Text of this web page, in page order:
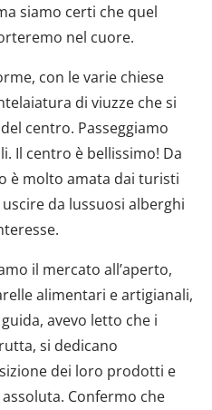
siamo certi che quel
nel cuore.
con le varie chiese
di viuzze che si
centro. Passeggiamo
Il centro è bellissimo! Da
è molto amata dai turisti
da lussuosi alberghi
il mercato all’aperto,
alimentari e artigianali,
avevo letto che i
si dedicano
dei loro prodotti e
Confermo che